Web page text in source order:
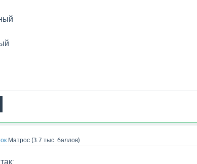
Матрос (3.7 тыс. баллов)